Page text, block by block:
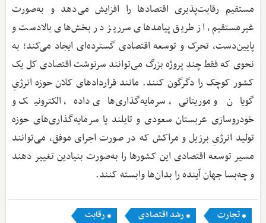
مستقیم رقابت‌پذیری اقتصادها را افزایش می‌دهد و به‌صورت
غیرمستقیم، از طریق پیامدهای سرریز در بخش‌های بالادست و
پایین‌دست، تحرک و توسعه اقتصادی گسترده‌ای ایجاد می‌کند؛ به
نحوی که فقط چند پروژه بزرگ می‌توانند سرنوشت اقتصادی کل یک
کشور کوچک را دگرگون کنند. مانند قراردادهای کلان حوزه انرژیِ
گویان و موریتانی، سرمایه‌گذاری‌های داده، الکترونیک و
خودروسازی عربستان سعودی و تایلند یا سرمایه‌گذاری‌های حوزه
تولید انرژیِ برزیل و مراکش که در صورت اجرای موفق، می‌توانند
مسیر توسعه اقتصادی این کشورها را به‌صورت بنیادین تغییر دهند
و چه‌بسا جهان آینده را بدان‌ها وابسته کنند.
تجارت رشد اقتصادی
رقابت